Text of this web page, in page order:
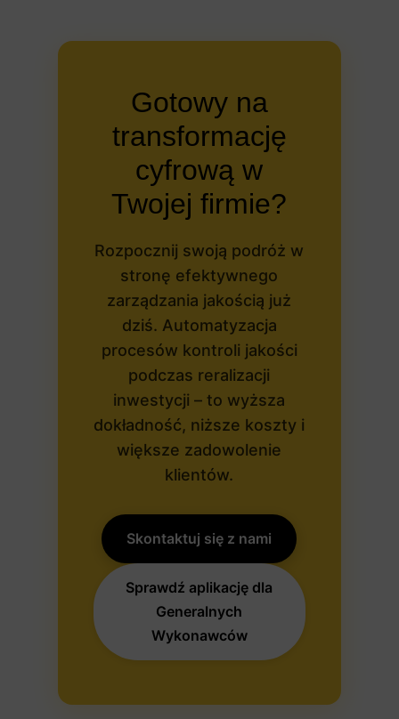
Gotowy na
transformację
cyfrową w
Twojej firmie?
Rozpocznij swoją podróż w
stronę efektywnego
zarządzania jakością już
dziś. Automatyzacja
procesów kontroli jakości
podczas reralizacji
inwestycji – to wyższa
dokładność, niższe koszty i
większe zadowolenie
klientów.
Skontaktuj się z nami
Sprawdź aplikację dla
Generalnych
Wykonawców